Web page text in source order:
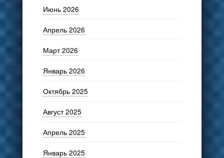
Июнь 2026
Апрель 2026
Март 2026
Январь 2026
Октябрь 2025
Август 2025
Апрель 2025
Январь 2025